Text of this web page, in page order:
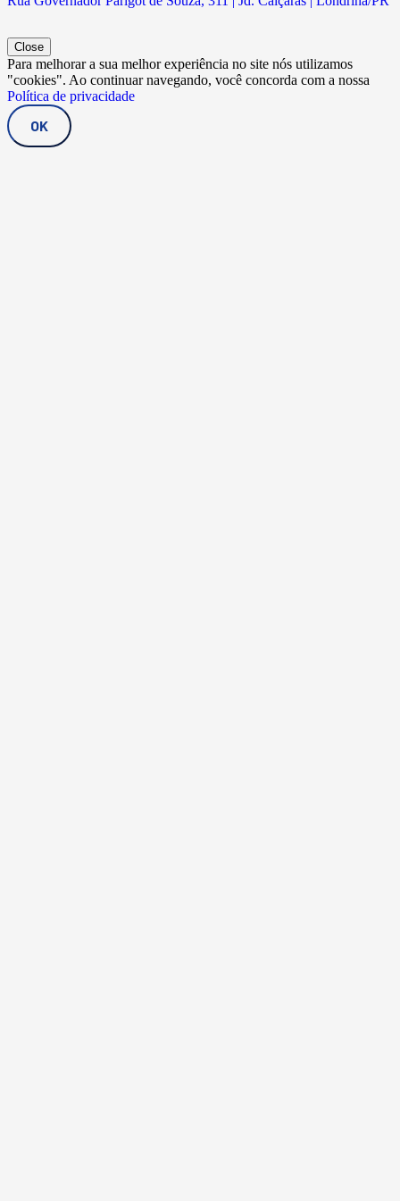
Close
Para melhorar a sua melhor experiência no site nós utilizamos
"cookies". Ao continuar navegando, você concorda com a nossa
Política de privacidade
OK